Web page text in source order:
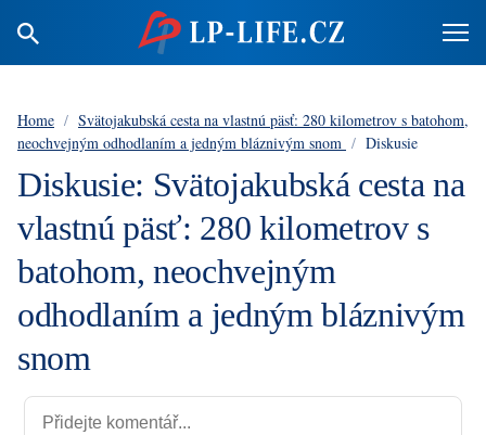
Home / Svätojakubská cesta na vlastnú päsť: 280 kilometrov s batohom,
neochvejným odhodlaním a jedným bláznivým snom / Diskusie
Diskusie: Svätojakubská cesta na
vlastnú päsť: 280 kilometrov s
batohom, neochvejným
odhodlaním a jedným bláznivým
snom